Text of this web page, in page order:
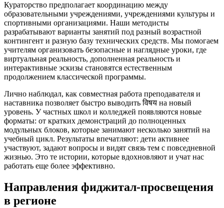
Кураторство предполагает координацию между
образовательными учреждениями, учреждениями культуры и
спортивными организациями. Наши методисты
разрабатывают варианты занятий под разный возрастной
контингент и разную базу технических средств. Мы помогаем
учителям организовать безопасные и наглядные уроки, где
виртуальная реальность, дополненная реальность и
интерактивные эскизы становятся естественным
продолжением классической программы.
Лично наблюдал, как совместная работа преподавателя и
наставника позволяет быстро выводить विषय на новый
уровень. У частных школ и колледжей появляются новые
форматы: от кратких демонстраций до полноценных
модульных блоков, которые занимают несколько занятий на
учебный цикл. Результаты впечатляют: дети активнее
участвуют, задают вопросы и видят связь тем с повседневной
жизнью. Это те истории, которые вдохновляют и учат нас
работать еще более эффективно.
Направления фиджитал‑просвещения
в регионе